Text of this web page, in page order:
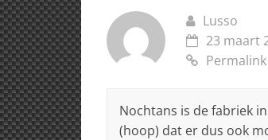
Lusso
23 maart
Permalink
Nochtans is de fabriek
(hoop) dat er dus ook